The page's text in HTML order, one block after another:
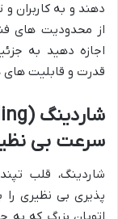
دهند و به کاربران
از محدودیت های
اجازه دهید به
قدرت و قابلیت های
سرعت بی
شاردینگ، قلب
پذیری بی نظیری